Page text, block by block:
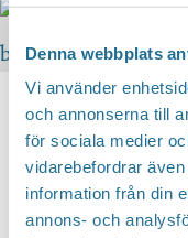
Denna webbplats
Vi använder
och annonserna till
för sociala medier
vidarebefordrar
information från din
annons- och